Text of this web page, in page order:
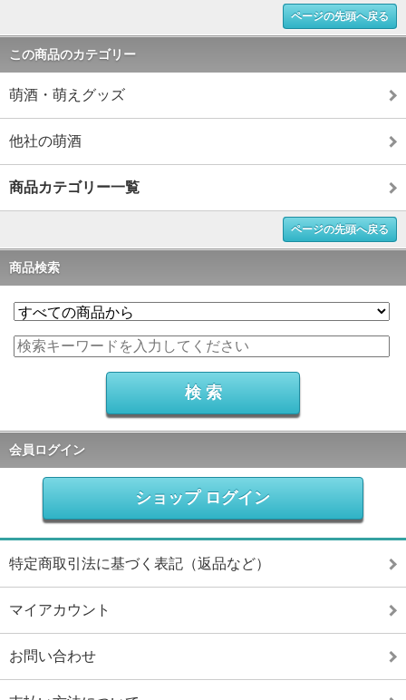
ページの先頭へ戻る
この商品のカテゴリー
萌酒・萌えグッズ
他社の萌酒
商品カテゴリー一覧
ページの先頭へ戻る
商品検索
会員ログイン
ショップ ログイン
特定商取引法に基づく表記（返品など）
マイアカウント
お問い合わせ